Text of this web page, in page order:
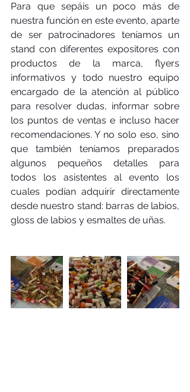
Para que sepáis un poco más de
nuestra función en este evento, aparte
de ser patrocinadores teníamos un
stand con diferentes expositores con
productos de la marca, flyers
informativos y todo nuestro equipo
encargado de la atención al público
para resolver dudas, informar sobre
los puntos de ventas e incluso hacer
recomendaciones. Y no solo eso, sino
que también teníamos preparados
algunos pequeños detalles para
todos los asistentes al evento los
cuales podían adquirir directamente
desde nuestro stand: barras de labios,
gloss de labios y esmaltes de uñas.